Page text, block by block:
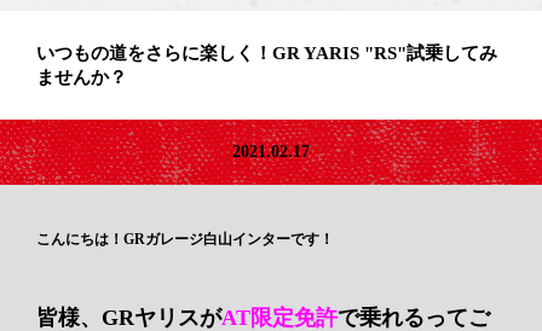
いつもの道をさらに楽しく！GR YARIS "RS"試乗してみ
ませんか？
2021.02.17
こんにちは！GRガレージ白山インターです！
皆様、GRヤリスがAT限定免許で乗れるってご